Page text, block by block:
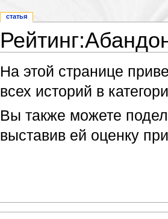
На этой странице
всех историй в
Вы также можете
выставив ей оценку
статья